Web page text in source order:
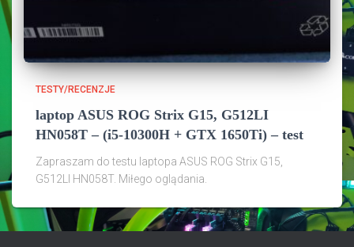
TESTY/RECENZJE
laptop ASUS ROG Strix G15, G512LI
HN058T – (i5-10300H + GTX 1650Ti) – test
Zapraszam do testu laptopa ASUS ROG Strix G15,
G512LI HN058T. Miłego oglądania.